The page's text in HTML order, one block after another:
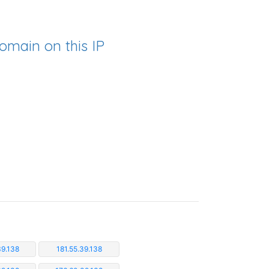
on this IP
181.55.39.138